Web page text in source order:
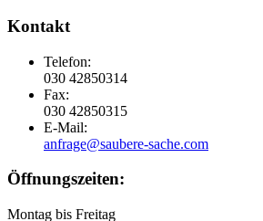
Kontakt
Telefon:
030 42850314
Fax:
030 42850315
E-Mail:
anfrage@saubere-sache.com
Öffnungszeiten:
Montag bis Freitag